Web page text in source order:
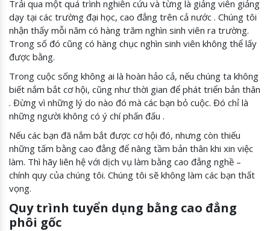
Trải qua một quá trình nghiên cứu và từng là giảng viên giảng
dạy tại các trường đại học, cao đẳng trên cả nước . Chúng tôi
nhận thấy mỗi năm có hàng trăm nghìn sinh viên ra trường.
Trong số đó cũng có hàng chục nghìn sinh viên không thể lấy
được bằng.
Trong cuộc sống không ai là hoàn hảo cả, nếu chúng ta không
biết nắm bắt cơ hội, cũng như thời gian để phát triển bản thân
. Đừng vì những lý do nào đó mà các bạn bỏ cuộc. Đó chỉ là
những người không có ý chí phấn đấu .
Nếu các bạn đã nắm bắt được cơ hội đó, nhưng còn thiếu
những tấm bằng cao đẳng để nâng tầm bản thân khi xin việc
làm. Thì hãy liên hệ với dịch vụ làm bằng cao đẳng nghề –
chính quy của chúng tôi. Chúng tôi sẽ không làm các bạn thất
vọng.
Quy trình tuyển dụng bằng cao đẳng
phôi gốc